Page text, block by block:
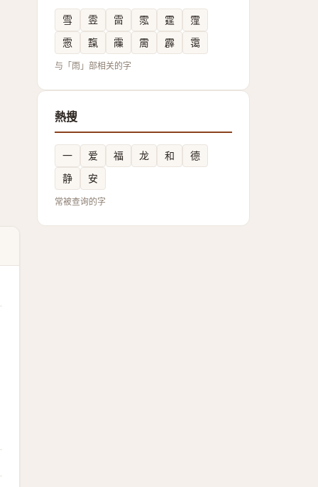
雪 雴 䨓 霐 霆
霪
䨚
霼 䨯 霌 霹 霭
与「雨」部相关的字
熱搜
一 爱 福 龙 和
德
静
安
常被查询的字